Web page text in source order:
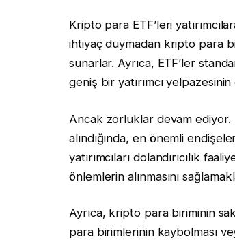
Kripto para ETF’leri
ihtiyaç duymadan kripto para
sunarlar. Ayrıca, ETF’ler
geniş bir yatırımcı yelpazesinin
Ancak zorluklar devam ediyor.
alındığında, en önemli
yatırımcıları dolandırıcılık
önlemlerin alınmasını
Ayrıca, kripto para biriminin
para birimlerinin kaybolması